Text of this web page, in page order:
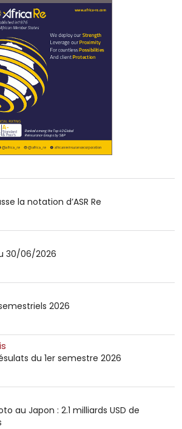
la notation d’ASR Re
30/06/2026
2026
du 1er semestre 2026
au Japon : 2.1 milliards USD de